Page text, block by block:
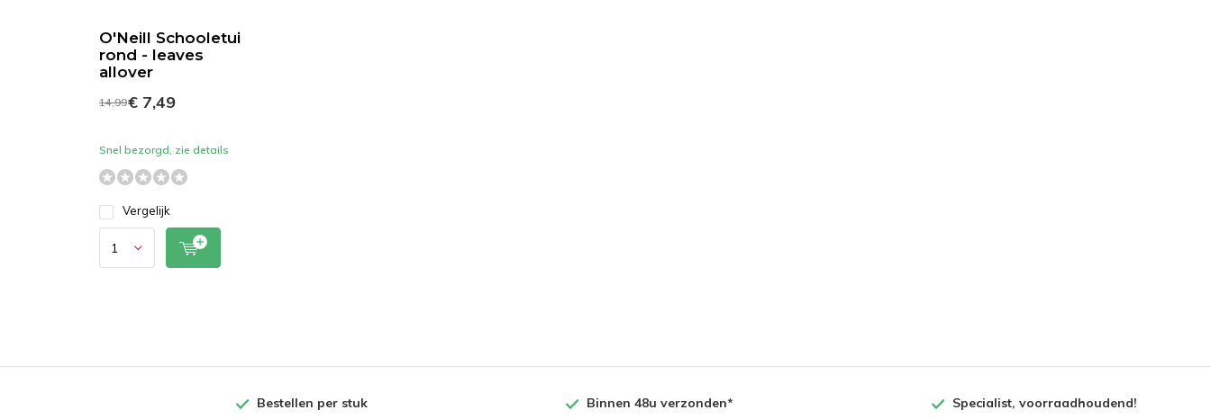
O'Neill Schooletui
rond - leaves
allover
14,99€ 7,49
Snel bezorgd, zie details
Vergelijk
Bestellen per stuk Binnen 48u verzonden* Specialist, voorraadhoudend!